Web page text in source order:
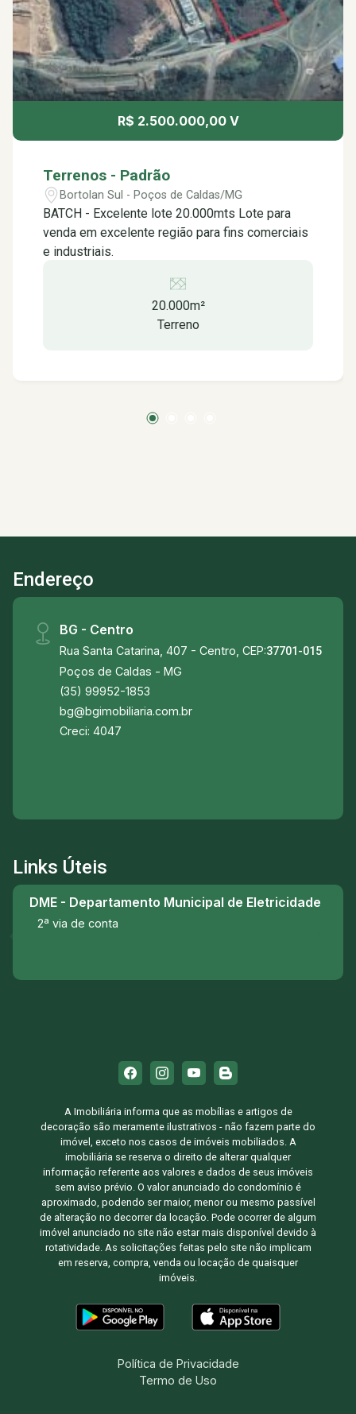
R$ 2.500.000,00 V
Terrenos - Padrão
Bortolan Sul - Poços de Caldas/MG
BATCH - Excelente lote 20.000mts Lote para
venda em excelente região para fins comerciais
e industriais.
20.000m²
Terreno
Endereço
BG - Centro
Rua Santa Catarina, 407 - Centro, CEP:37701-015
Poços de Caldas - MG
(35) 99952-1853
bg@bgimobiliaria.com.br
Creci: 4047
Links Úteis
DME - Departamento Municipal de Eletricidade
2ª via de conta
A Imobiliária informa que as mobílias e artigos de
decoração são meramente ilustrativos - não fazem parte do
imóvel, exceto nos casos de imóveis mobiliados. A
imobiliária se reserva o direito de alterar qualquer
informação referente aos valores e dados de seus imóveis
sem aviso prévio. O valor anunciado do condomínio é
aproximado, podendo ser maior, menor ou mesmo passível
de alteração no decorrer da locação. Pode ocorrer de algum
imóvel anunciado no site não estar mais disponível devido à
rotatividade. As solicitações feitas pelo site não implicam
em reserva, compra, venda ou locação de quaisquer
imóveis.
Política de Privacidade
Termo de Uso